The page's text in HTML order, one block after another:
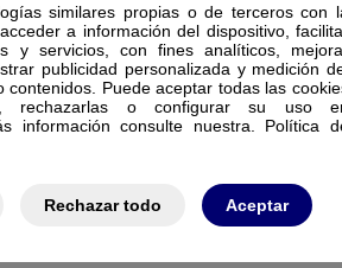
similares propias o de terceros con
a información del dispositivo,
y servicios, con fines analíticos,
publicidad personalizada y medición
contenidos. Puede aceptar todas las
rechazarlas o configurar su uso
información consulte nuestra. Política
Rechazar todo Aceptar